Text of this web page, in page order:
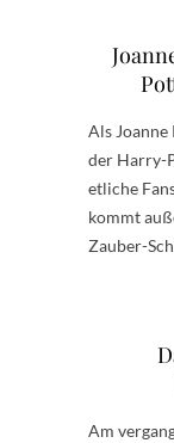
Als Joanne
der Harry-
etliche
kommt
Zauber-
Am